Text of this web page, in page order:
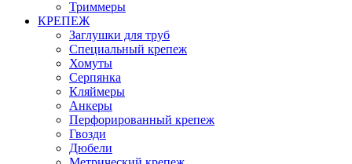
Триммеры
КРЕПЕЖ
Заглушки для труб
Специальный крепеж
Хомуты
Серпянка
Кляймеры
Анкеры
Перфорированный крепеж
Гвозди
Дюбели